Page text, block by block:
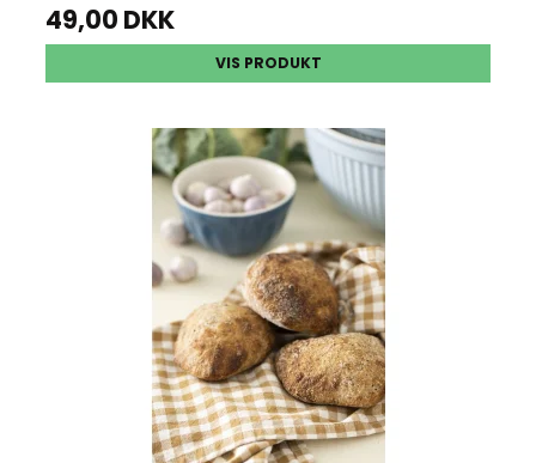
49,00 DKK
VIS PRODUKT